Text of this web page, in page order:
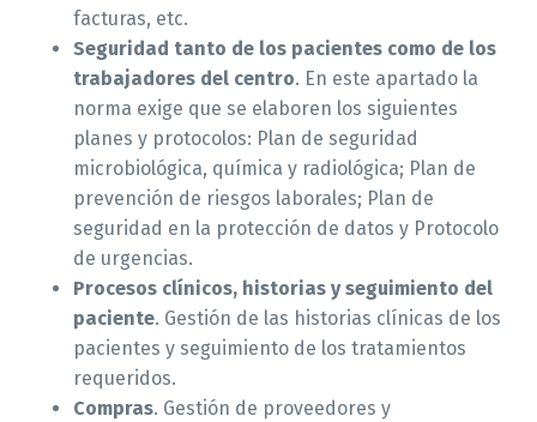
facturas, etc.
Seguridad tanto de los pacientes como de los
trabajadores del centro. En este apartado la
norma exige que se elaboren los siguientes
planes y protocolos: Plan de seguridad
microbiológica, química y radiológica; Plan de
prevención de riesgos laborales; Plan de
seguridad en la protección de datos y Protocolo
de urgencias.
Procesos clínicos, historias y seguimiento del
paciente. Gestión de las historias clínicas de los
pacientes y seguimiento de los tratamientos
requeridos.
Compras. Gestión de proveedores y